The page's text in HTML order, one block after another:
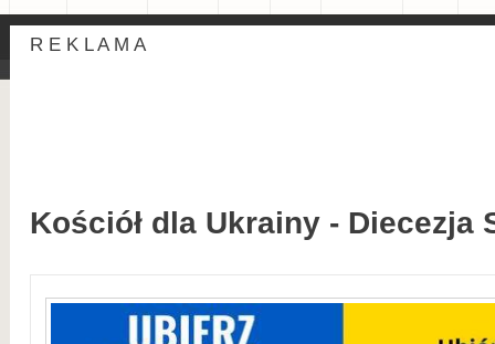
R E K L A M A
Kościół dla Ukrainy - Diecezja